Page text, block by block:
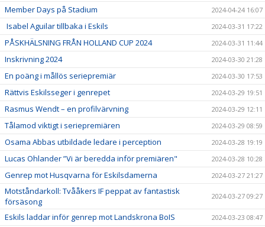
Member Days på Stadium 2024-04-24 16:07
Isabel Aguilar tillbaka i Eskils 2024-03-31 17:22
PÅSKHÄLSNING FRÅN HOLLAND CUP 2024 2024-03-31 11:44
Inskrivning 2024 2024-03-30 21:28
En poäng i mållös seriepremiär 2024-03-30 17:53
Rättvis Eskilsseger i genrepet 2024-03-29 19:51
Rasmus Wendt – en profilvärvning 2024-03-29 12:11
Tålamod viktigt i seriepremiären 2024-03-29 08:59
Osama Abbas utbildade ledare i perception 2024-03-28 19:19
Lucas Ohlander ”Vi är beredda inför premiären" 2024-03-28 10:28
Genrep mot Husqvarna för Eskilsdamerna 2024-03-27 21:27
Motståndarkoll: Tvååkers IF peppat av fantastisk
försäsong
2024-03-27 09:27
Eskils laddar inför genrep mot Landskrona BoIS 2024-03-23 08:47